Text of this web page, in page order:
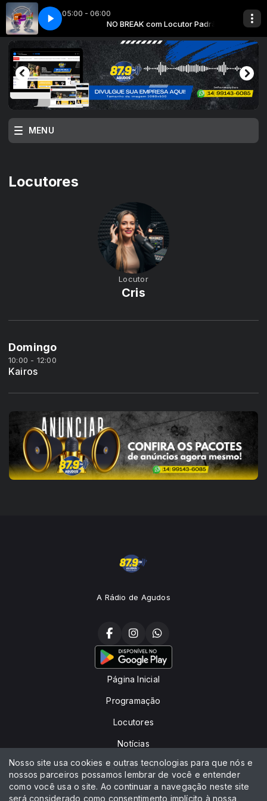
05:00 - 06:00
Locutor Padrão NO BREAK com Locutor Padrão
Heran硠do Tempo
com Cirilo / Ione / StefanyAmanhecer no Sertão com Cirilo / Ione /
MENU
Locutores
Locutor
Cris
Domingo
10:00 - 12:00
Kairos
A Rádio de Agudos
Página Inicial
Programação
Locutores
Notícias
Peça sua música
Contato
Nosso site usa cookies e outras tecnologias para que nós e
nossos parceiros possamos lembrar de você e entender
como você usa o site. Ao continuar a navegação neste site
será considerado como consentimento implícito à nossa